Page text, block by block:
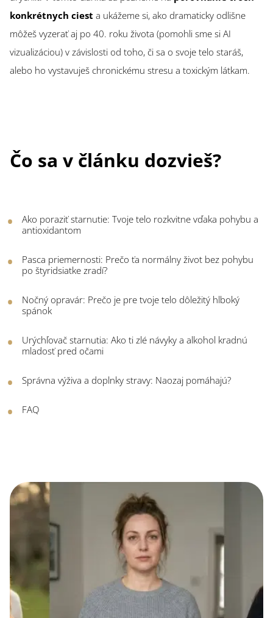
konkrétnych ciest a ukážeme si, ako dramaticky odlišne
môžeš vyzerať aj po 40. roku života (pomohli sme si AI
vizualizáciou) v závislosti od toho, či sa o svoje telo staráš,
alebo ho vystavuješ chronickému stresu a toxickým látkam.
Čo sa v článku dozvieš?
Ako poraziť starnutie: Tvoje telo rozkvitne vďaka pohybu a
antioxidantom
Pasca priemernosti: Prečo ťa normálny život bez pohybu
po štyridsiatke zradí?
Nočný opravár: Prečo je pre tvoje telo dôležitý hlboký
spánok
Urýchľovač starnutia: Ako ti zlé návyky a alkohol kradnú
mladosť pred očami
Správna výživa a doplnky stravy: Naozaj pomáhajú?
FAQ